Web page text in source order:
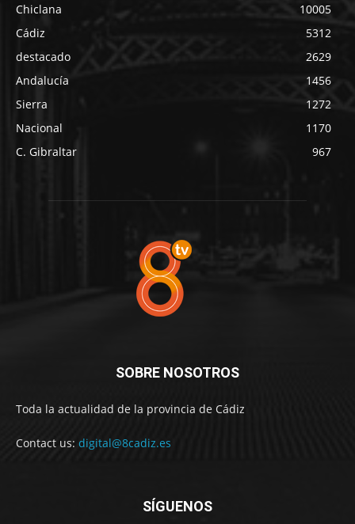
Chiclana
10005
Cádiz
5312
destacado
2629
Andalucía
1456
Sierra
1272
Nacional
1170
C. Gibraltar
967
SOBRE NOSOTROS
Toda la actualidad de la provincia de Cádiz
Contact us: digital@8cadiz.es
SÍGUENOS